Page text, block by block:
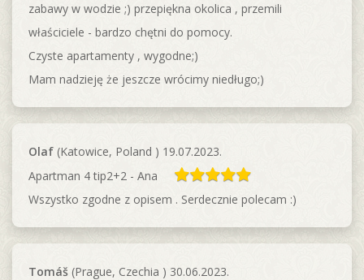
zabawy w wodzie ;) przepiękna okolica , przemili
właściciele - bardzo chętni do pomocy.
Czyste apartamenty , wygodne;)
Mam nadzieję że jeszcze wrócimy niedługo;)
Olaf (Katowice, Poland ) 19.07.2023.
Apartman 4 tip2+2 - Ana
Wszystko zgodne z opisem . Serdecznie polecam :)
Tomáš (Prague, Czechia ) 30.06.2023.